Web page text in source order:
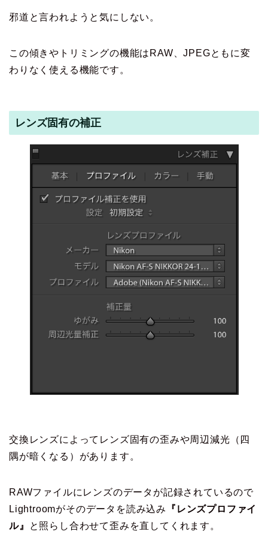
邪道と言われようと気にしない。
この傾きやトリミングの機能はRAW、JPEGともに変
わりなく使える機能です。
レンズ固有の補正
交換レンズによってレンズ固有の歪みや周辺減光（四
隅が暗くなる）があります。
RAWファイルにレンズのデータが記録されているので
Lightroomがそのデータを読み込み
『レンズプロファイ
ル』
と照らし合わせて歪みを直してくれます。